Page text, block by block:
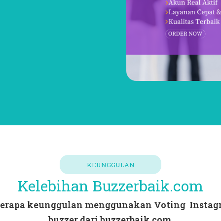
KEUNGGULAN
Kelebihan Buzzerbaik.com
keunggulan menggunakan Voting